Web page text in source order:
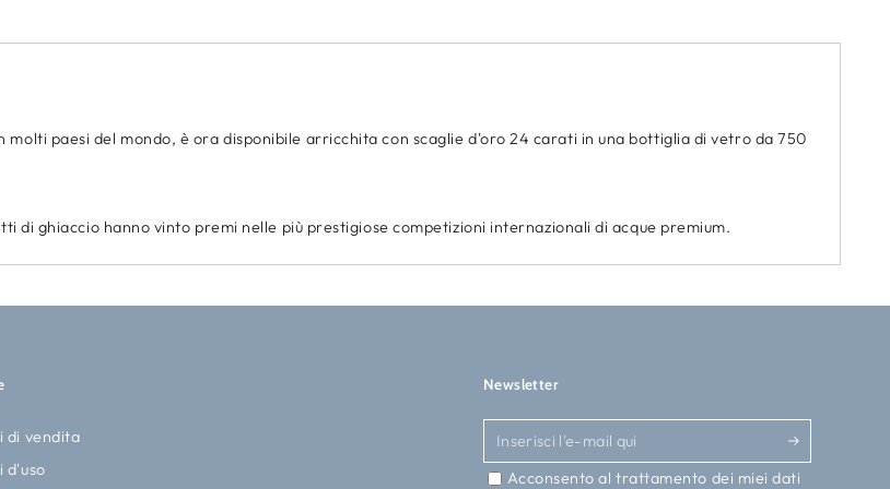
molti paesi del mondo, è ora disponibile arricchita con scaglie d'oro 24 carati in una bottiglia di vetro da 750
di ghiaccio hanno vinto premi nelle più prestigiose competizioni internazionali di acque premium.
di vendita
d'uso
Newsletter
Inserisci
l'e-
Acconsento al trattamento dei miei dati